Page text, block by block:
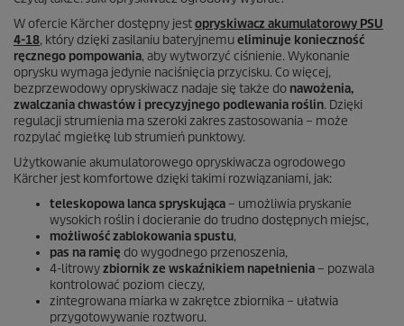
W ofercie Kärcher dostępny jestopryskiwacz akumulatorowy PSU
4-18, który dzięki zasilaniu bateryjnemueliminuje konieczność
ręcznego pompowania, aby wytworzyć ciśnienie. Wykonanie
oprysku wymaga jedynie naciśnięcia przycisku. Co więcej,
bezprzewodowy opryskiwacz nadaje się także do nawożenia,
zwalczania chwastów i precyzyjnego podlewania roślin. Dzięki
regulacji strumienia ma szeroki zakres zastosowania – może
rozpylać mgiełkę lub strumień punktowy.
Użytkowanie akumulatorowego opryskiwacza ogrodowego
Kärcher jest komfortowe dzięki takimi rozwiązaniami, jak:
teleskopowa lanca spryskująca – umożliwia pryskanie
wysokich roślin i docieranie do trudno dostępnych miejsc,
możliwość zablokowania spustu,
pas na ramię do wygodnego przenoszenia,
4-litrowyzbiornik ze wskaźnikiem napełnienia – pozwala
kontrolować poziom cieczy,
zintegrowana miarka w zakrętce zbiornika – ułatwia
przygotowywanie roztworu.